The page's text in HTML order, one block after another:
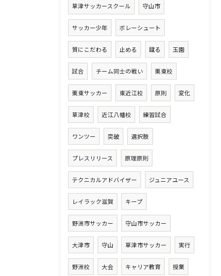
草津サッカースクール 守山市
サッカー少年 ボレーシュート
質にこだわる 止める 蹴る 玉園
試合 チーム同士の戦い 栗東校
栗東サッカー 東近江校 原則 変化
草津校 近江八幡校 練習試合
ワンツー 突破 選択肢
プレスリリース 原理原則
テクニカルアドバイザー ジュニアユース
レイラック滋賀 キープ
野洲市サッカー 守山市サッカー
大津市 守山 草津市サッカー 実行
野洲校 大会 キャリア教育 授業